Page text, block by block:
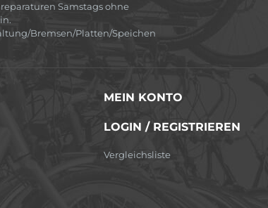
Samstags ohne
Bremsen/Platten/Speichen
MEIN KONTO
LOGIN / REGISTRIEREN
Vergleichsliste